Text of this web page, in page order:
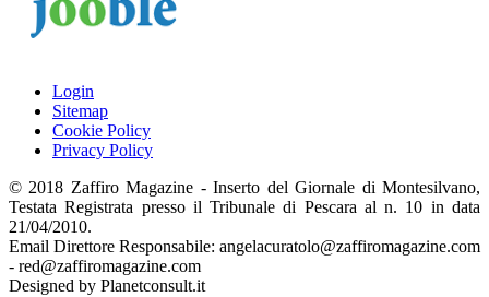
Login
Sitemap
Cookie Policy
Privacy Policy
© 2018 Zaffiro Magazine - Inserto del Giornale di Montesilvano,
Testata Registrata presso il Tribunale di Pescara al n. 10 in data
21/04/2010.
Email Direttore Responsabile: angelacuratolo@zaffiromagazine.com
- red@zaffiromagazine.com
Designed by Planetconsult.it